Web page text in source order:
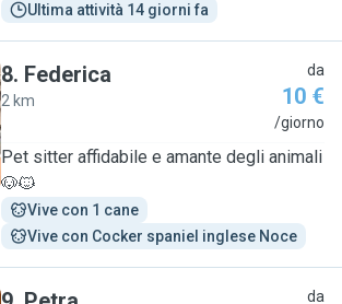
Ultima attività 14 giorni fa
8. Federica
2 km
da
10 €
/giorno
Pet sitter affidabile e amante degli animali
🐶🐱
Vive con 1 cane
Vive con Cocker spaniel inglese Noce
da